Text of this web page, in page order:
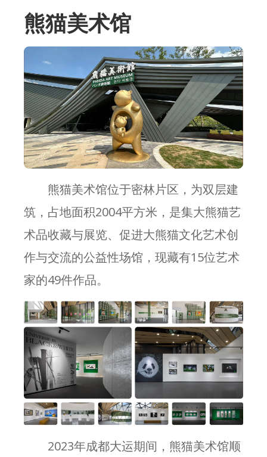
熊猫美术馆
熊猫美术馆位于密林片区，为双层建
筑，占地面积2004平方米，是集大熊猫艺
术品收藏与展览、促进大熊猫文化艺术创
作与交流的公益性场馆，现藏有15位艺术
家的49件作品。
2023年成都大运期间，熊猫美术馆顺